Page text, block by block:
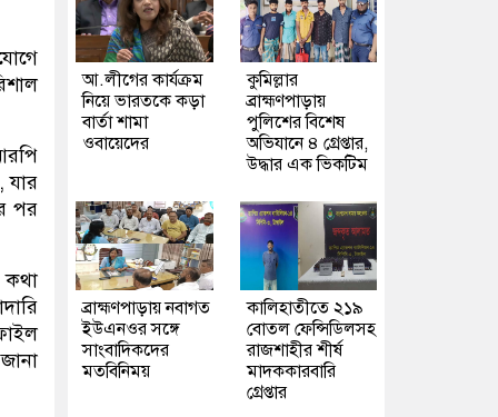
যার
পর
কথা
আ.লীগের কার্যক্রম
নিয়ে ভারতকে কড়া
বার্তা শামা
ওবায়েদের
কুমিল্লার
ব্রাহ্মণপাড়ায়
পুলিশের বিশেষ
অভিযানে ৪ গ্রেপ্তার,
উদ্ধার এক ভিকটিম
ব্রাহ্মণপাড়ায় নবাগত
ইউএনওর সঙ্গে
সাংবাদিকদের
মতবিনিময়
কালিহাতীতে ২১৯
বোতল ফেন্সিডিলসহ
রাজশাহীর শীর্ষ
মাদককারবারি
গ্রেপ্তার